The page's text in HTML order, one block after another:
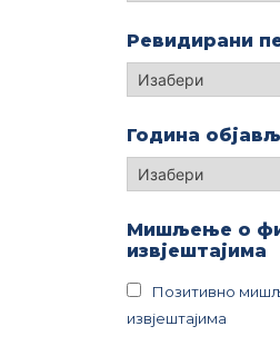
Ревидирани
Година
Година
објављивања
Мишљење о
извјештајима
Позитивно
извјештајима